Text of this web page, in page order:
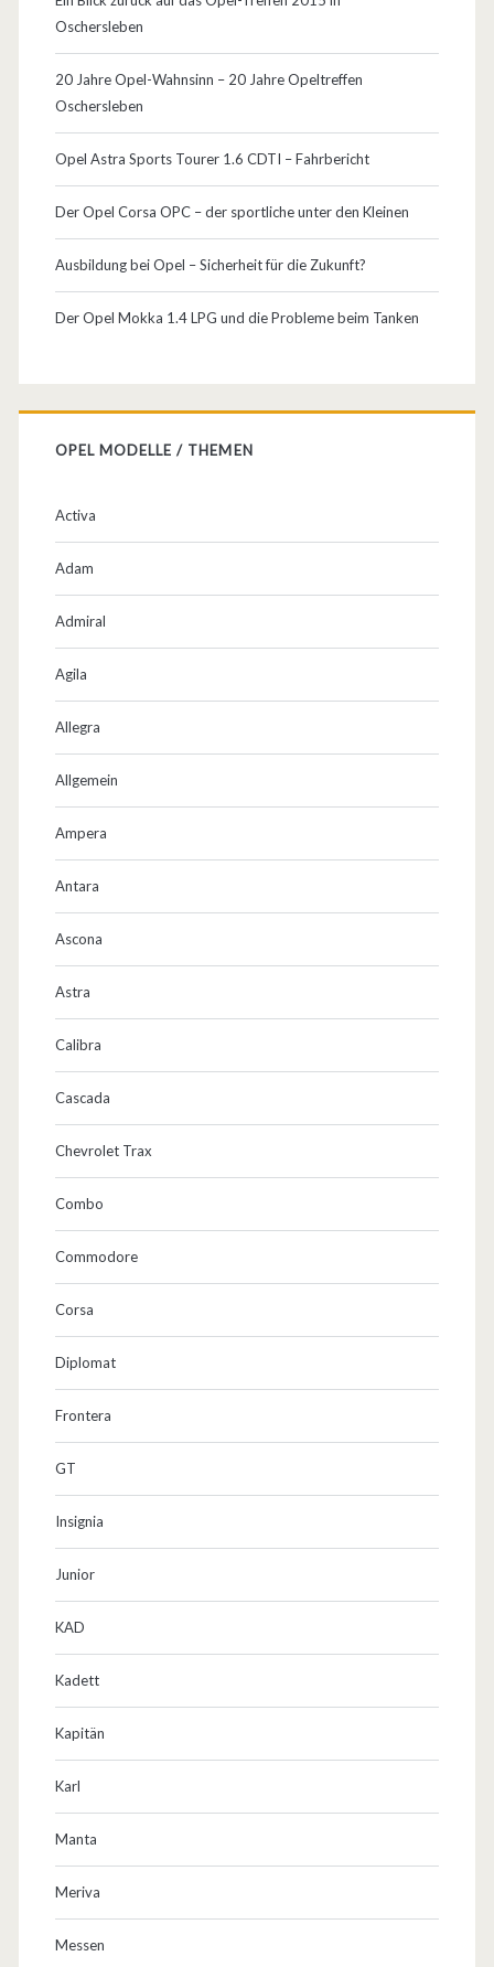
Oschersleben
20 Jahre Opel-Wahnsinn – 20 Jahre Opeltreffen
Oschersleben
Opel Astra Sports Tourer 1.6 CDTI – Fahrbericht
Der Opel Corsa OPC – der sportliche unter den Kleinen
Ausbildung bei Opel – Sicherheit für die Zukunft?
Der Opel Mokka 1.4 LPG und die Probleme beim Tanken
OPEL MODELLE / THEMEN
Activa
Adam
Admiral
Agila
Allegra
Allgemein
Ampera
Antara
Ascona
Astra
Calibra
Cascada
Chevrolet Trax
Combo
Commodore
Corsa
Diplomat
Frontera
GT
Insignia
Junior
KAD
Kadett
Kapitän
Karl
Manta
Meriva
Messen